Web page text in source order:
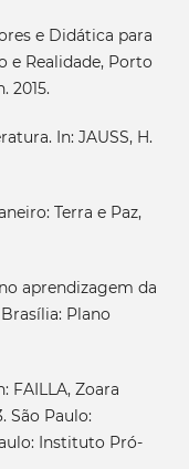
e Didática para
e Realidade, Porto
2015.
In: JAUSS, H.
Terra e Paz,
aprendizagem da
Plano
FAILLA, Zoara
São Paulo:
Instituto Pró-